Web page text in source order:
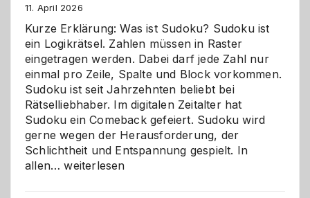
11. April 2026
Kurze Erklärung: Was ist Sudoku? Sudoku ist
ein Logikrätsel. Zahlen müssen in Raster
eingetragen werden. Dabei darf jede Zahl nur
einmal pro Zeile, Spalte und Block vorkommen.
Sudoku ist seit Jahrzehnten beliebt bei
Rätselliebhaber. Im digitalen Zeitalter hat
Sudoku ein Comeback gefeiert. Sudoku wird
gerne wegen der Herausforderung, der
Schlichtheit und Entspannung gespielt. In
allen…Sudoku
weiterlesen